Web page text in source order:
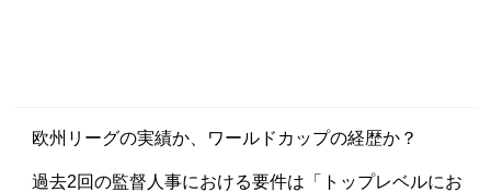
欧州リーグの実績か、ワールドカップの経歴か？
過去2回の監督人事における要件は「トップレベルにお